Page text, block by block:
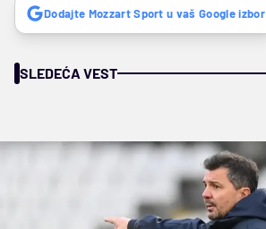
Dodajte Mozzart Sport u vaš Google izbor
SLEDEĆA VEST